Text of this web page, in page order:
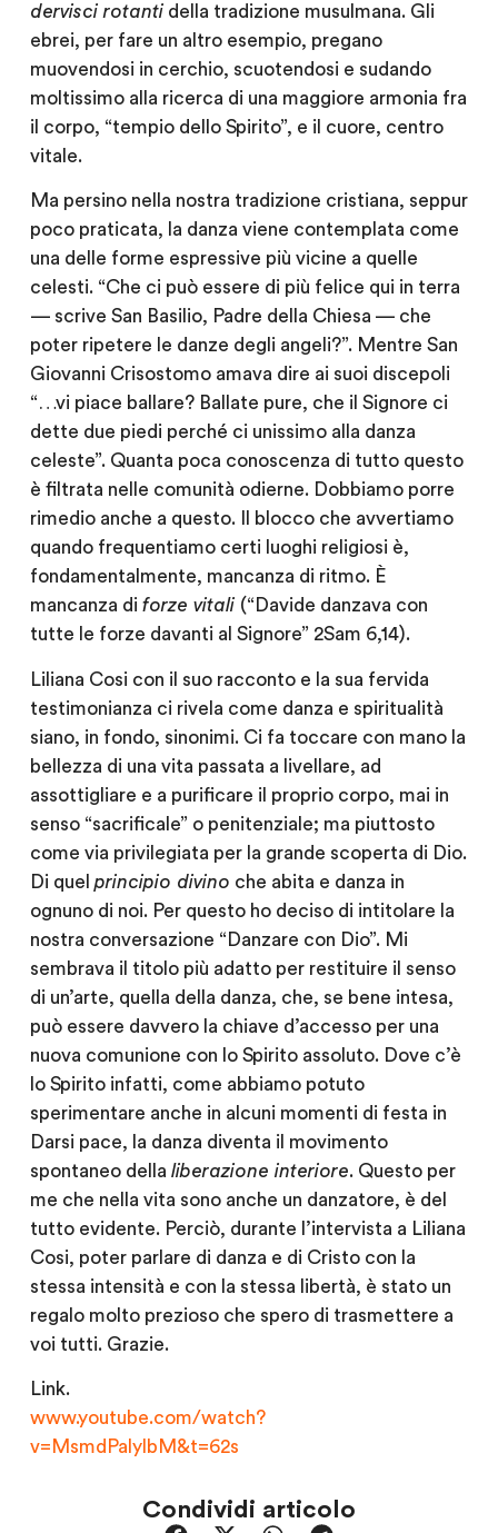
dervisci rotantidella tradizione musulmana. Gli
ebrei, per fare un altro esempio, pregano
muovendosi in cerchio, scuotendosi e sudando
moltissimo alla ricerca di una maggiore armonia fra
il corpo, “tempio dello Spirito”, e il cuore, centro
vitale.
Ma persino nella nostra tradizione cristiana, seppur
poco praticata, la danza viene contemplata come
una delle forme espressive più vicine a quelle
celesti. “Che ci può essere di più felice qui in terra
— scrive San Basilio, Padre della Chiesa — che
poter ripetere le danze degli angeli?”. Mentre San
Giovanni Crisostomo amava dire ai suoi discepoli
“…vi piace ballare? Ballate pure, che il Signore ci
dette due piedi perché ci unissimo alla danza
celeste”. Quanta poca conoscenza di tutto questo
è filtrata nelle comunità odierne. Dobbiamo porre
rimedio anche a questo. Il blocco che avvertiamo
quando frequentiamo certi luoghi religiosi è,
fondamentalmente, mancanza di ritmo. È
mancanza di forze vitali (“Davide danzava con
tutte le forze davanti al Signore” 2Sam 6,14).
Liliana Cosi con il suo racconto e la sua fervida
testimonianza ci rivela come danza e spiritualità
siano, in fondo, sinonimi. Ci fa toccare con mano la
bellezza di una vita passata a livellare, ad
assottigliare e a purificare il proprio corpo, mai in
senso “sacrificale” o penitenziale; ma piuttosto
come via privilegiata per la grande scoperta di Dio.
Di quel principio divino che abita e danza in
ognuno di noi. Per questo ho deciso di intitolare la
nostra conversazione “Danzare con Dio”. Mi
sembrava il titolo più adatto per restituire il senso
di un’arte, quella della danza, che, se bene intesa,
può essere davvero la chiave d’accesso per una
nuova comunione con lo Spirito assoluto. Dove c’è
lo Spirito infatti, come abbiamo potuto
sperimentare anche in alcuni momenti di festa in
Darsi pace, la danza diventa il movimento
spontaneo della liberazione interiore. Questo per
me che nella vita sono anche un danzatore, è del
tutto evidente. Perciò, durante l’intervista a Liliana
Cosi, poter parlare di danza e di Cristo con la
stessa intensità e con la stessa libertà, è stato un
regalo molto prezioso che spero di trasmettere a
voi tutti. Grazie.
Link.
www.youtube.com/watch?
v=MsmdPalylbM&t=62s
Condividi articolo